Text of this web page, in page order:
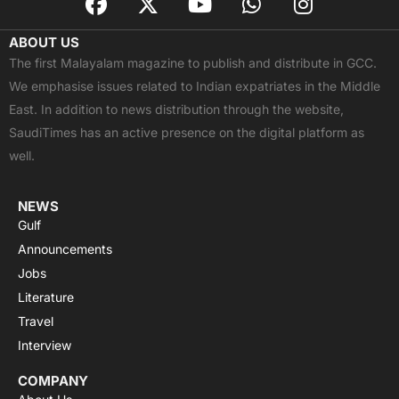
a
c
e
b
o
o
k
-
t
w
i
t
t
e
o
u
t
u
b
e
h
a
t
s
a
p
p
n
s
t
a
g
r
a
ABOUT US
The first Malayalam magazine to publish and distribute in GCC.
We emphasise issues related to Indian expatriates in the Middle
East. In addition to news distribution through the website,
SaudiTimes has an active presence on the digital platform as
well.
NEWS
Gulf
Announcements
Jobs
Literature
Travel
Interview
COMPANY